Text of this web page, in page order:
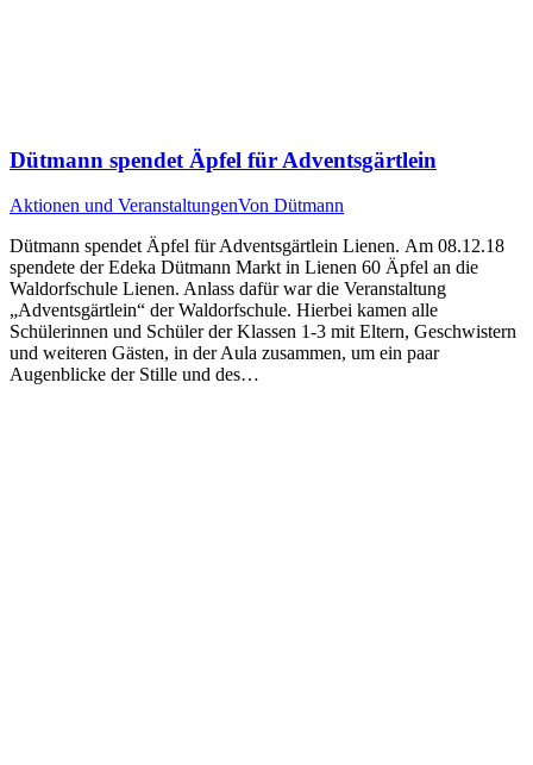
Dütmann spendet Äpfel für Adventsgärtlein
Aktionen und VeranstaltungenVon Dütmann
Dütmann spendet Äpfel für Adventsgärtlein Lienen. Am 08.12.18
spendete der Edeka Dütmann Markt in Lienen 60 Äpfel an die
Waldorfschule Lienen. Anlass dafür war die Veranstaltung
„Adventsgärtlein“ der Waldorfschule. Hierbei kamen alle
Schülerinnen und Schüler der Klassen 1-3 mit Eltern, Geschwistern
und weiteren Gästen, in der Aula zusammen, um ein paar
Augenblicke der Stille und des…